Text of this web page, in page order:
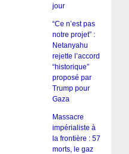
jour
“Ce n’est pas
notre projet” :
Netanyahu
rejette l’accord
“historique”
proposé par
Trump pour
Gaza
Massacre
impérialiste à
la frontière : 57
morts, le gaz